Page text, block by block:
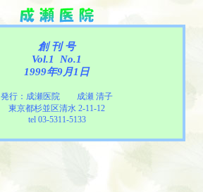
創 刊 号
Vol.1 No.1
1999年9月1日
発行：成瀬医院 成瀬 清子
東京都杉並区清水 2-11-12
tel 03-5311-5133